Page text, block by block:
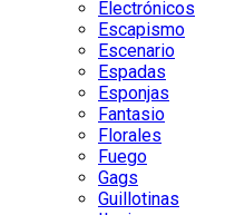
Electrónicos
Escapismo
Escenario
Espadas
Esponjas
Fantasio
Florales
Fuego
Gags
Guillotinas